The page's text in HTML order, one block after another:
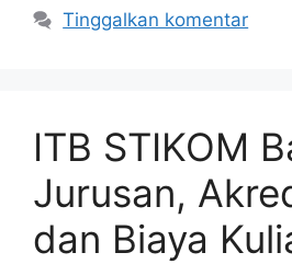
Tinggalkan komentar
ITB STIKOM
Jurusan,
dan Biaya